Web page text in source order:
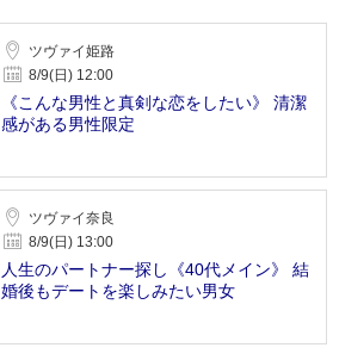
ツヴァイ姫路
8/9(日) 12:00
《こんな男性と真剣な恋をしたい》 清潔
感がある男性限定
ツヴァイ奈良
8/9(日) 13:00
人生のパートナー探し《40代メイン》 結
婚後もデートを楽しみたい男女